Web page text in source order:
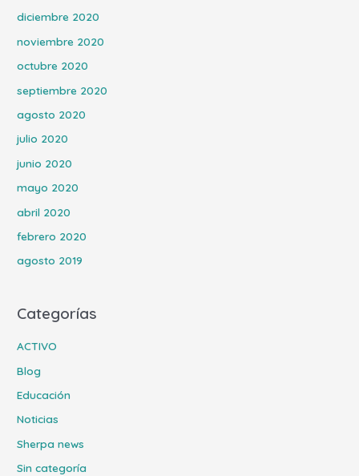
diciembre 2020
noviembre 2020
octubre 2020
septiembre 2020
agosto 2020
julio 2020
junio 2020
mayo 2020
abril 2020
febrero 2020
agosto 2019
Categorías
ACTIVO
Blog
Educación
Noticias
Sherpa news
Sin categoría